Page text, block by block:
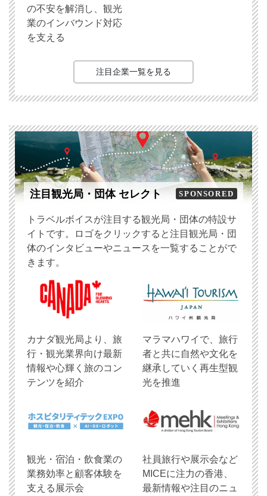
の不安を解消し、観光
業のインバウンド対応
を支える
注目企業一覧を見る
注目観光局・団体 セレクト SPONSORED
トラベルボイスが注目する観光局・団体の特設サ
イトです。ロゴをクリックすると注目観光局・団
体のインタビューやニュースを一覧することがで
きます。
​カナダ観光局より、旅
行・観光業界向け最新
情報や心輝く旅のコン
テンツを紹介
マラマハワイで、旅行
者と共に自然や文化を
継承していく再生型観
光を推進
観光・宿泊・飲食業の
業務効率と顧客体験を
支える展示会
社員旅行や展示会など
MICEに注力の香港、
最新情報や注目のニュ